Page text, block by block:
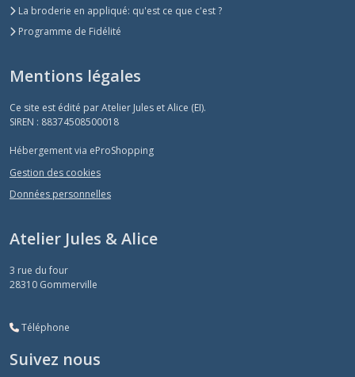
La broderie en appliqué: qu'est ce que c'est ?
Programme de Fidélité
Mentions légales
Ce site est édité par Atelier Jules et Alice (EI).
SIREN : 88374508500018
Hébergement via eProShopping
Gestion des cookies
Données personnelles
Atelier Jules & Alice
3 rue du four
28310 Gommerville
Téléphone
Suivez nous